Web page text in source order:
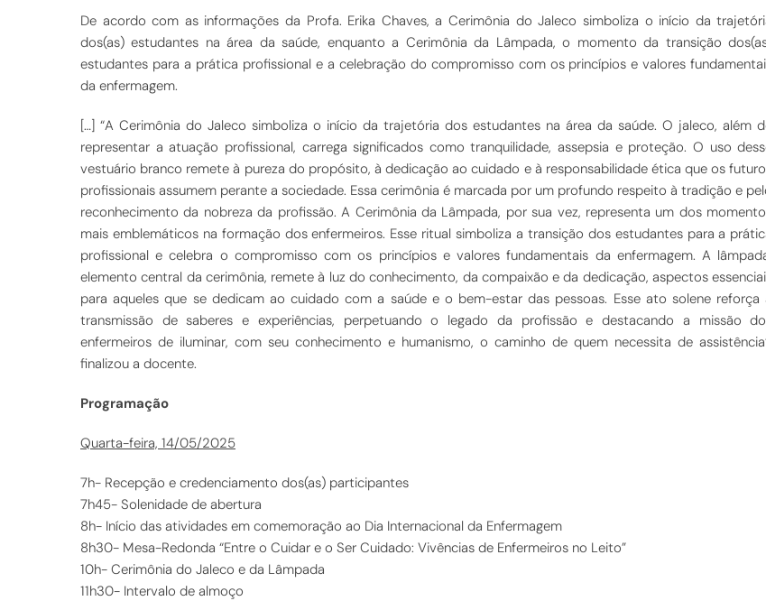
De acordo com as informações da Profa. Erika Chaves, a Cerimônia do Jaleco simboliza o início da
dos(as) estudantes na área da saúde, enquanto a Cerimônia da Lâmpada, o momento da transição
estudantes para a prática profissional e a celebração do compromisso com os princípios e valores
da enfermagem.
[…] “A Cerimônia do Jaleco simboliza o início da trajetória dos estudantes na área da saúde. O jaleco, além
representar a atuação profissional, carrega significados como tranquilidade, assepsia e proteção. O uso
vestuário branco remete à pureza do propósito, à dedicação ao cuidado e à responsabilidade ética que os
profissionais assumem perante a sociedade. Essa cerimônia é marcada por um profundo respeito à tradição e
reconhecimento da nobreza da profissão. A Cerimônia da Lâmpada, por sua vez, representa um dos
mais emblemáticos na formação dos enfermeiros. Esse ritual simboliza a transição dos estudantes para a
profissional e celebra o compromisso com os princípios e valores fundamentais da enfermagem. A
elemento central da cerimônia, remete à luz do conhecimento, da compaixão e da dedicação, aspectos
para aqueles que se dedicam ao cuidado com a saúde e o bem-estar das pessoas. Esse ato solene reforça
transmissão de saberes e experiências, perpetuando o legado da profissão e destacando a missão
enfermeiros de iluminar, com seu conhecimento e humanismo, o caminho de quem necessita de
finalizou a docente.
Programação
Quarta-feira, 14/05/2025
7h- Recepção e credenciamento dos(as) participantes
7h45- Solenidade de abertura
8h- Início das atividades em comemoração ao Dia Internacional da Enfermagem
8h30- Mesa-Redonda “Entre o Cuidar e o Ser Cuidado: Vivências de Enfermeiros no Leito”
10h- Cerimônia do Jaleco e da Lâmpada
11h30- Intervalo de almoço